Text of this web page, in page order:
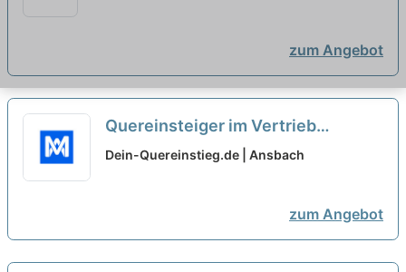
zum Angebot
Quereinsteiger im Vertrieb
(Außendienst) (m/w/d) neu
Dein-Quereinstieg.de | Ansbach
zum Angebot